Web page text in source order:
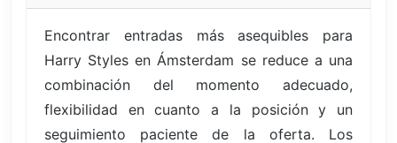
Encontrar entradas más asequibles para
Harry Styles en Ámsterdam se reduce a una
combinación del momento adecuado,
flexibilidad en cuanto a la posición y un
seguimiento paciente de la oferta. Los